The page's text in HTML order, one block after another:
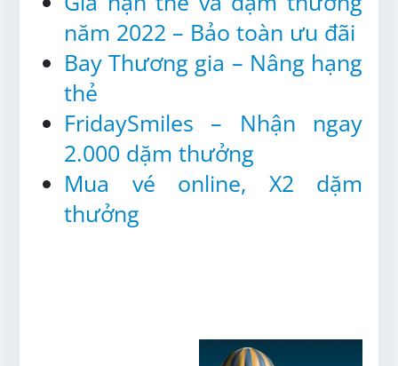
năm 2022 – Bảo toàn ưu đãi
Bay Thương gia – Nâng hạng
thẻ
FridaySmiles – Nhận ngay
2.000 dặm thưởng
Mua vé online, X2 dặm
thưởng